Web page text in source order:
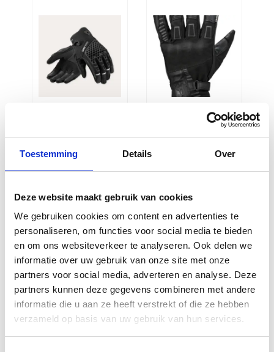
Toestemming Details Over
Deze website maakt gebruik van cookies
We gebruiken cookies om content en advertenties te
personaliseren, om functies voor social media te bieden
en om ons websiteverkeer te analyseren. Ook delen we
informatie over uw gebruik van onze site met onze
partners voor social media, adverteren en analyse. Deze
partners kunnen deze gegevens combineren met andere
informatie die u aan ze heeft verstrekt of die ze hebben
verzameld op basis van uw gebruik van hun services.
€189,95.
€180,95.
IXS Tourster-
Revit Sand 5
Alpinestars